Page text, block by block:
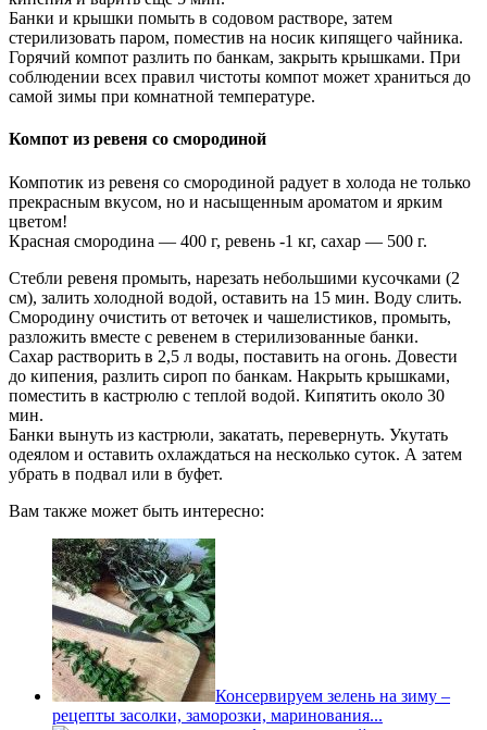
Банки и крышки помыть в содовом растворе, затем
стерилизовать паром, поместив на носик кипящего чайника.
Горячий компот разлить по банкам, закрыть крышками. При
соблюдении всех правил чистоты компот может храниться до
самой зимы при комнатной температуре.
Компот из ревеня со смородиной
Компотик из ревеня со смородиной радует в холода не только
прекрасным вкусом, но и насыщенным ароматом и ярким
цветом!
Красная смородина — 400 г, ревень -1 кг, сахар — 500 г.
Стебли ревеня промыть, нарезать небольшими кусочками (2
см), залить холодной водой, оставить на 15 мин. Воду слить.
Смородину очистить от веточек и чашелистиков, промыть,
разложить вместе с ревенем в стерилизованные банки.
Сахар растворить в 2,5 л воды, поставить на огонь. Довести
до кипения, разлить сироп по банкам. Накрыть крышками,
поместить в кастрюлю с теплой водой. Кипятить около 30
мин.
Банки вынуть из кастрюли, закатать, перевернуть. Укутать
одеялом и оставить охлаждаться на несколько суток. А затем
убрать в подвал или в буфет.
Вам также может быть интересно:
Консервируем зелень на зиму –
рецепты засолки, заморозки, маринования...